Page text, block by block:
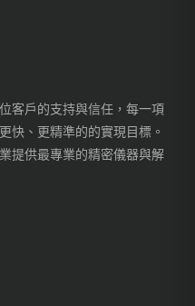
客戶的支持與信任，每一項
快、更精準的的實現目標。
提供最專業的精密儀器與解